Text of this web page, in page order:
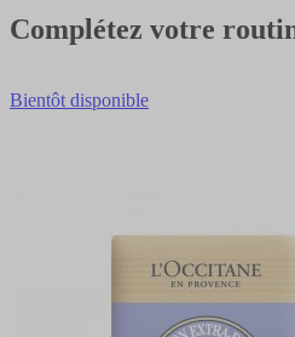
Complétez votre
Bientôt disponible